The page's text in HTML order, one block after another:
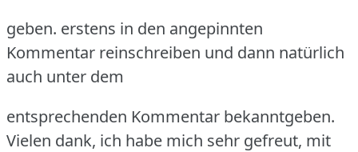
geben. erstens in den angepinnten
Kommentar reinschreiben und dann natürlich
auch unter dem
entsprechenden Kommentar bekanntgeben.
Vielen dank, ich habe mich sehr gefreut, mit